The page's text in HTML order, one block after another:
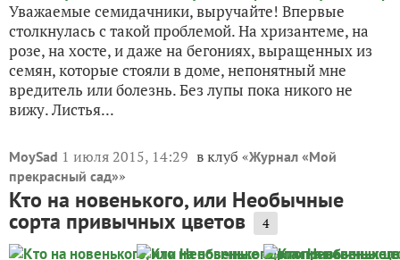
Уважаемые семидачники, выручайте! Впервые
столкнулась с такой проблемой. На хризантеме, на
розе, на хосте, и даже на бегониях, выращенных из
семян, которые стояли в доме, непонятный мне
вредитель или болезнь. Без лупы пока никого не
вижу. Листья...
MoySad 1 июля 2015, 14:29 в клуб «Журнал «Мой
прекрасный сад»»
Кто на новенького, или Необычные
сорта привычных цветов 4